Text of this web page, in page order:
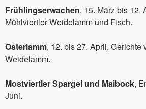
Frühlingserwachen, 15. März bis 12.
Mühlviertler Weidelamm und Fisch.
Osterlamm, 12. bis 27. April, Gerichte
Weidelamm.
Mostviertler Spargel und Maibock,
Juni.